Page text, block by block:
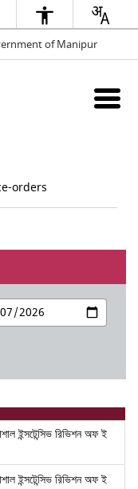
of Manipur
orders
ইন্সটেন্সিভ রিভিশন অফ ই
ইন্সটেন্সিভ রিভিশন অফ ই